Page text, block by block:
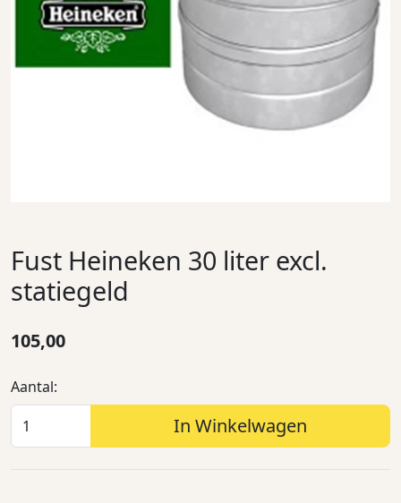
Fust Heineken 30 liter excl.
statiegeld
105,00
Aantal:
In Winkelwagen